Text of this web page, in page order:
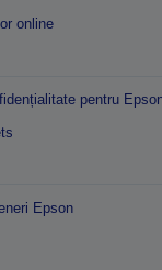
online
pentru
Epson